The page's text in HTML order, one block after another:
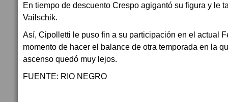
En tiempo de descuento Crespo agigantó su figura y le
Vailschik.
Así, Cipolletti le puso fin a su participación en el actual
momento de hacer el balance de otra temporada en la
ascenso quedó muy lejos.
FUENTE: RIO NEGRO